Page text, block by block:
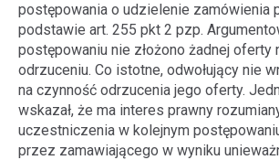
postępowania o udzielenie zamówienia
podstawie art. 255 pkt 2 pzp.
postępowaniu nie złożono żadnej oferty
odrzuceniu. Co istotne, odwołujący nie
na czynność odrzucenia jego oferty.
wskazał, że ma interes prawny
uczestniczenia w kolejnym
przez zamawiającego w wyniku